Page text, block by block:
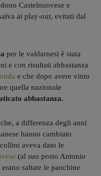
Castelnuovese e
ai play-out, evitati dal
per le valdarnesi è stata
e con risultati abbastanza
e che dopo avere vinto
quella nazionale
abbastanza.
a differenza degli anni
hanno cambiato
aveva dato le
(al suo posto Antonio
saltate le panchine